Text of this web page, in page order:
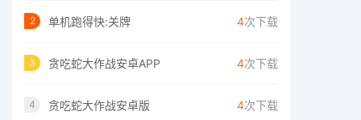
2 单机跑得快:关牌 4次下载
3 贪吃蛇大作战安卓APP 4次下载
4 贪吃蛇大作战安卓版 4次下载